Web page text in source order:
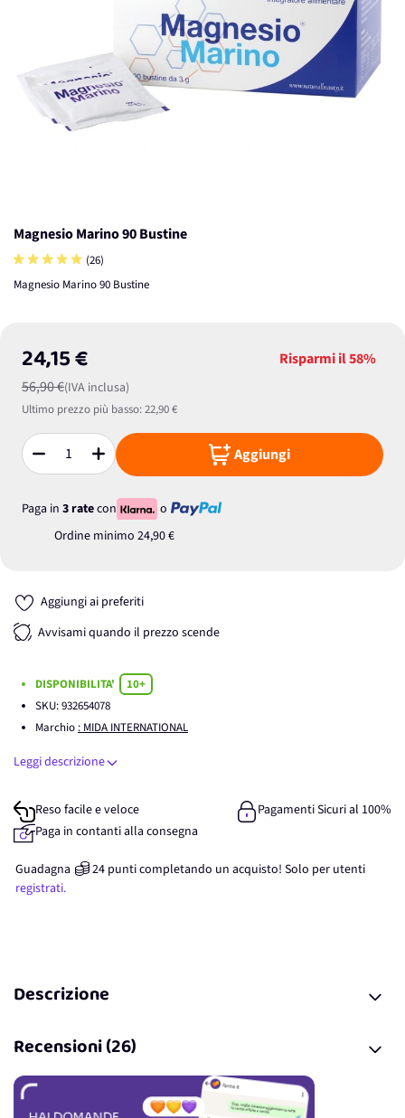
Magnesio Marino 90 Bustine
(26)
Magnesio Marino 90 Bustine
24,15 €
56,90 €(IVA inclusa)
Risparmi il58%
Ultimo prezzo più basso:22,90 €
Quantità Aggiungi
Paga in 3 ratecon
o
Ordine minimo 24,90 €
Aggiungi ai preferiti
Avvisami quando il prezzo scende
DISPONIBILITA'
10+
SKU:932654078
Marchio : MIDA INTERNATIONAL
Leggi descrizione
Reso facile e veloce
Pagamenti Sicuri al 100%
Paga in contanti alla consegna
Guadagna 24 punticompletando un acquisto! Solo per utenti
registrati.
Descrizione
Recensioni (26)